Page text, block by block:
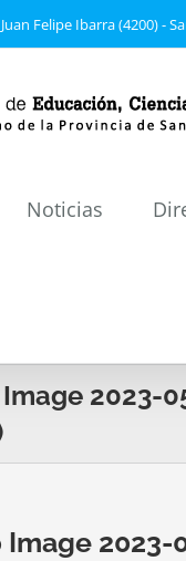
Felipe Ibarra (4200) -
Noticias
2023-
2023-